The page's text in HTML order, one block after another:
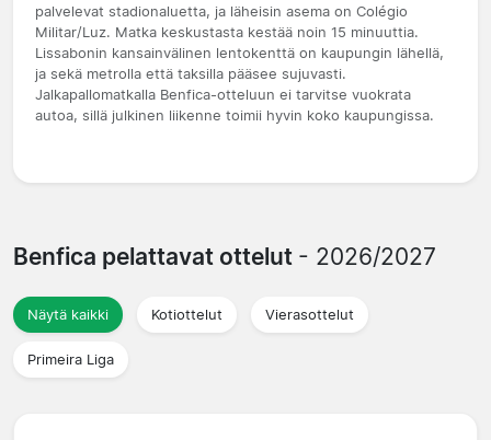
palvelevat stadionaluetta, ja läheisin asema on Colégio
Militar/Luz. Matka keskustasta kestää noin 15 minuuttia.
Lissabonin kansainvälinen lentokenttä on kaupungin lähellä,
ja sekä metrolla että taksilla pääsee sujuvasti.
Jalkapallomatkalla Benfica-otteluun ei tarvitse vuokrata
autoa, sillä julkinen liikenne toimii hyvin koko kaupungissa.
Benfica pelattavat ottelut - 2026/2027
Näytä kaikki Kotiottelut Vierasottelut
Primeira Liga